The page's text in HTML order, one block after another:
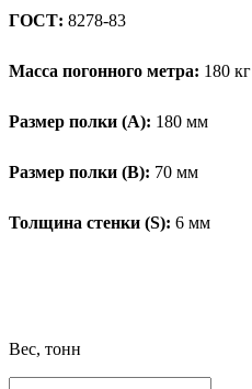
ГОСТ: 8278-83
Масса погонного метра: 180 кг
Размер полки (А): 180 мм
Размер полки (В): 70 мм
Толщина стенки (S): 6 мм
Вес, тонн